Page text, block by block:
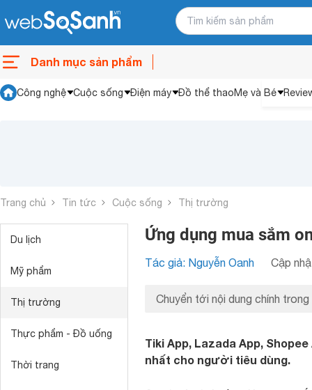
Danh mục sản phẩm
Công nghệ Cuộc sống Điện máy Đồ thể thaoMẹ và Bé
Trang chủ Tin tức Cuộc sống Thị trường
Du lịch
Mỹ phẩm
Thị trường
Thực phẩm - Đồ uống
Thời trang
Ứng dụng mua sắm
Tác giả: Nguyễn Oanh Cập
Chuyển tới nội dung chính trong
Tiki App, Lazada App,
nhất cho người tiêu dùng.